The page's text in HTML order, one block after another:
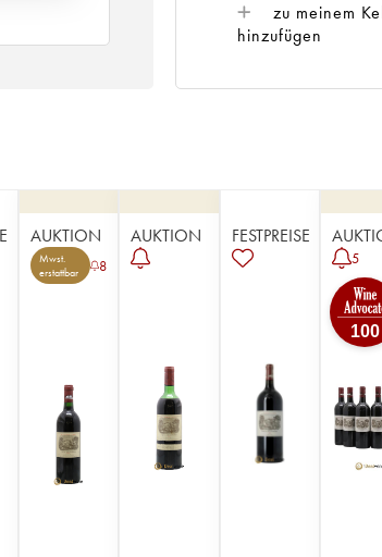
zu meinem
hinzufügen
AUKTION
Mwst.
erstattbar
8
AUKTION FESTPREISE
5
100